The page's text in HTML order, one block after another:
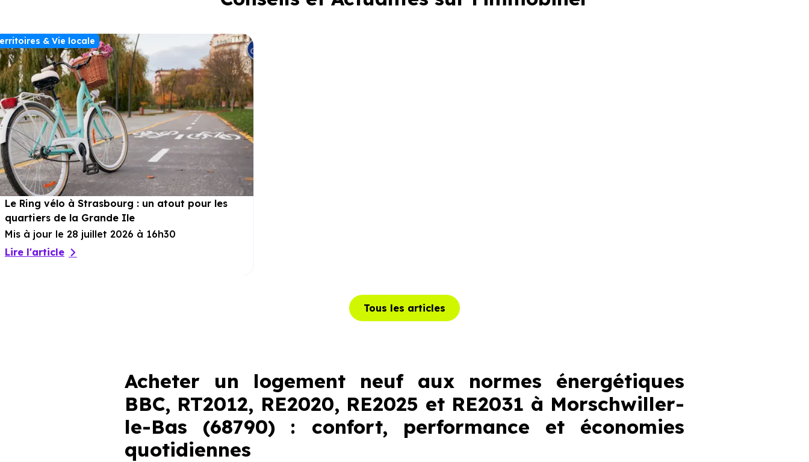
& Vie locale
Le Ring vélo à Strasbourg : un atout pour les
quartiers de la Grande Ile
Mis à jour le 28 juillet 2026 à 16h30
Lire l'article
Tous les articles
Acheter un logement neuf aux normes énergétiques
BBC, RT2012, RE2020, RE2025 et RE2031 à Morschwiller-
le-Bas (68790) : confort, performance et économies
quotidiennes